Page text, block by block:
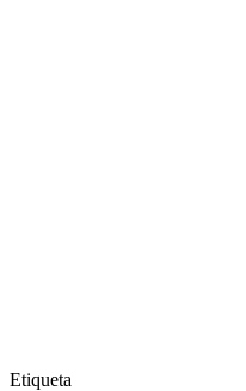
Etiqueta